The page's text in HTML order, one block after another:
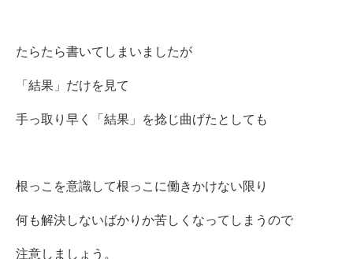
たらたら書いてしまいましたが
「結果」だけを見て
手っ取り早く「結果」を捻じ曲げたとしても
根っこを意識して根っこに働きかけない限り
何も解決しないばかりか苦しくなってしまうので
注意しましょう。